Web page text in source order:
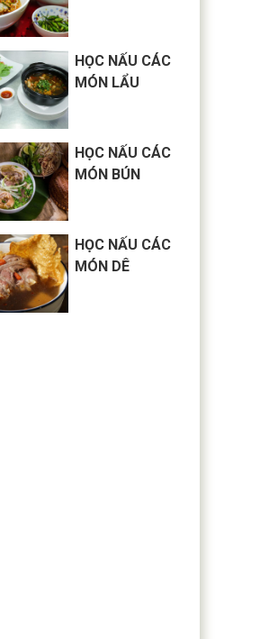
HỌC NẤU CÁC
MÓN LẨU
HỌC NẤU CÁC
MÓN BÚN
HỌC NẤU CÁC
MÓN DÊ